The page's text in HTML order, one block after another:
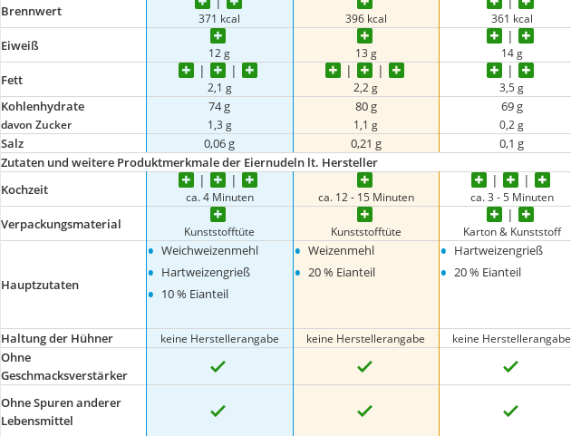
Brennwert
371 kcal 396 kcal 361 kcal
Eiweiß 12 g 13 g 14 g
Fett 2,1 g 2,2 g 3,5 g
Kohlenhydrate
davon Zucker
74 g
1,3 g
80 g
1,1 g
69 g
0,2 g
Salz 0,06 g 0,21 g 0,1 g
Zutaten und weitere Produktmerkmale der Eiernudeln lt. Hersteller
Kochzeit
ca. 4 Minuten ca. 12 - 15 Minuten ca. 3 - 5 Minuten
Verpackungsmaterial Kunststofftüte Kunststofftüte Karton & Kunststoff
Hauptzutaten
• Weichweizenmehl
• Hartweizengrieß
• 10 % Eianteil
• Weizenmehl
• 20 % Eianteil
• Hartweizengrieß
• 20 % Eianteil
Haltung der Hühner keine Herstellerangabe keine Herstellerangabe keine Herstellerangabe
Ohne
Geschmacksverstärker
Ohne Spuren anderer
Lebensmittel